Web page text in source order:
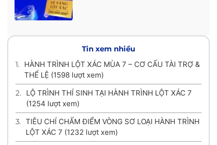
Tin xem nhiều
1. HÀNH TRÌNH LỘT XÁC MÙA 7 – CƠ CẤU TÀI TRỢ &
THỂ LỆ (1598 lượt xem)
2.
LỘ TRÌNH THÍ SINH TẠI HÀNH TRÌNH LỘT XÁC 7
(1254 lượt xem)
3. TIÊU CHÍ CHẤM ĐIỂM VÒNG SƠ LOẠI HÀNH TRÌNH
LỘT XÁC 7 (1232 lượt xem)